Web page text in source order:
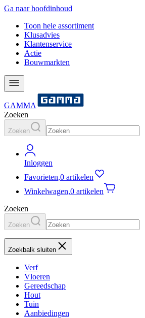
Ga naar hoofdinhoud
Toon hele assortiment
Klusadvies
Klantenservice
Actie
Bouwmarkten
GAMMA
Zoeken
Zoeken
Inloggen
Favorieten,0 artikelen
Winkelwagen,0 artikelen
Zoeken
Zoeken
Zoekbalk sluiten
Verf
Vloeren
Gereedschap
Hout
Tuin
Aanbiedingen